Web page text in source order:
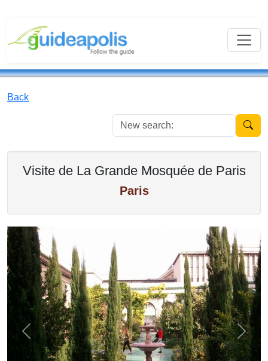
Back
New
Visite de La Grande Mosquée de Paris
Paris
Previous Next